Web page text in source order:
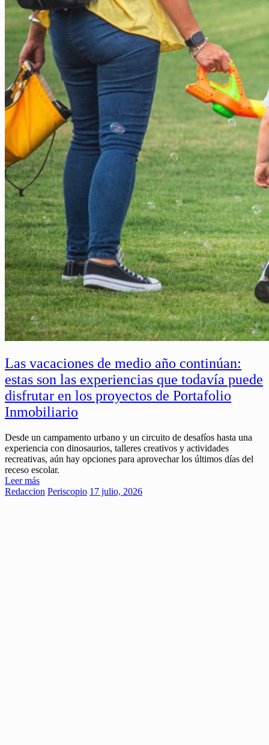
Las vacaciones de medio año continúan:
estas son las experiencias que todavía puede
disfrutar en los proyectos de Portafolio
Inmobiliario
Desde un campamento urbano y un circuito de desafíos hasta una
experiencia con dinosaurios, talleres creativos y actividades
recreativas, aún hay opciones para aprovechar los últimos días del
receso escolar.
Leer más
Redaccion Periscopio 17 julio, 2026